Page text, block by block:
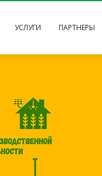
УСЛУГИ ПАРТНЕРЫ